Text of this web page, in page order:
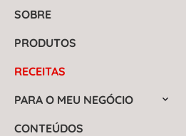
SOBRE
PRODUTOS
RECEITAS
PARA O MEU NEGÓCIO
CONTEÚDOS